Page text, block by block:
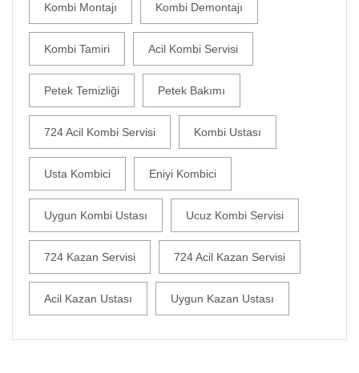
Kombi Montajı Kombi Demontajı
Kombi Tamiri Acil Kombi Servisi
Petek Temizliği Petek Bakımı
724 Acil Kombi Servisi Kombi Ustası
Usta Kombici Eniyi Kombici
Uygun Kombi Ustası Ucuz Kombi Servisi
724 Kazan Servisi 724 Acil Kazan Servisi
Acil Kazan Ustası Uygun Kazan Ustası